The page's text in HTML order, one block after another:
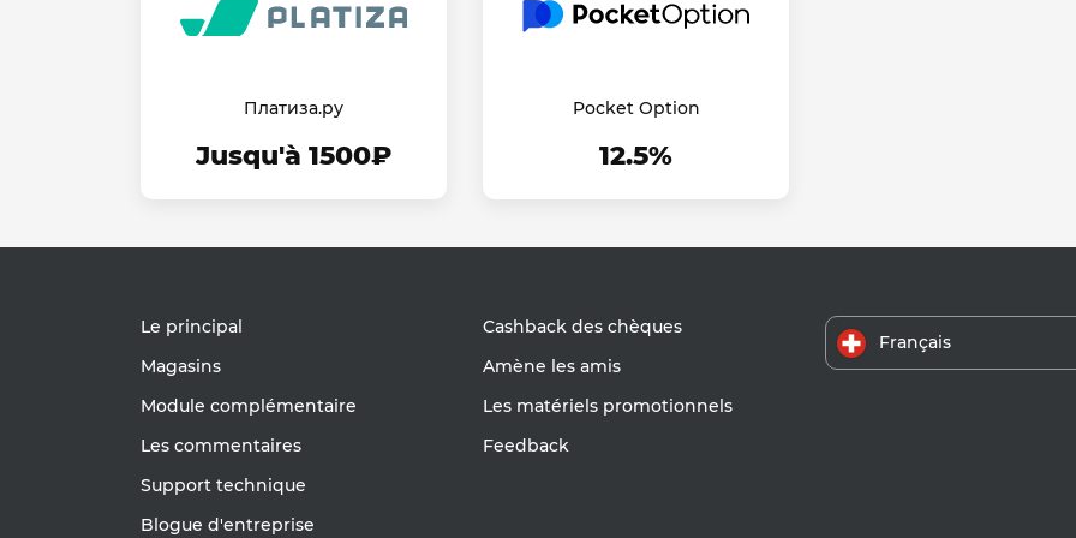
Платиза.ру
Jusqu'à 1500₽
Pocket Option
12.5%
Le principal
Magasins
Module complémentaire
Les commentaires
Support technique
Blogue d'entreprise
Cashback des chèques
Amène les amis
Les matériels promotionnels
Feedback
Français